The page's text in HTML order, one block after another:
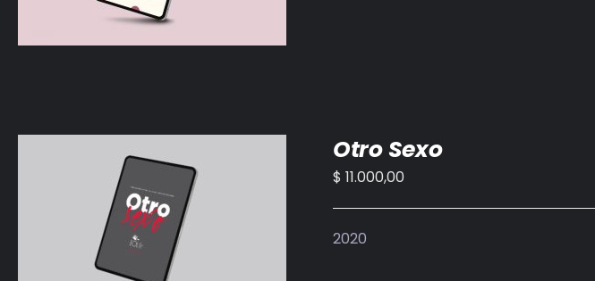
AÑADIR AL CARRITO /
Otro Sexo
$ 11.000,00
2020